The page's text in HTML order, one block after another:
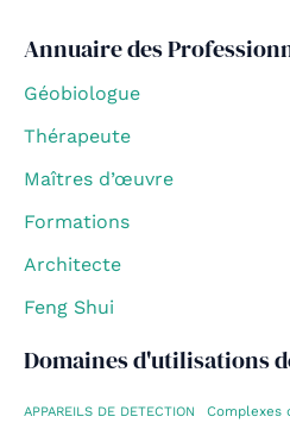
Annuaire des
Géobiologue
Thérapeute
Maîtres d’œuvre
Formations
Architecte
Feng Shui
Domaines d'utilisations
APPAREILS DE DETECTION Complexes